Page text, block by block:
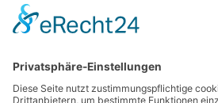
MODERNER